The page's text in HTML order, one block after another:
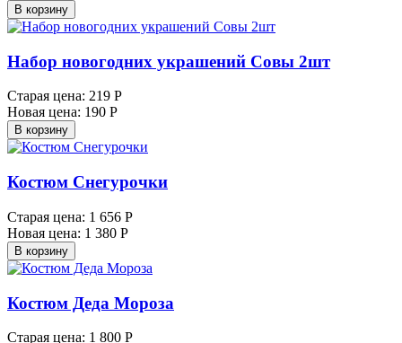
В корзину
Набор новогодних украшений Совы 2шт
Старая цена: 219 Р
Новая цена: 190 Р
В корзину
Костюм Снегурочки
Старая цена: 1 656 Р
Новая цена: 1 380 Р
В корзину
Костюм Деда Мороза
Старая цена: 1 800 Р